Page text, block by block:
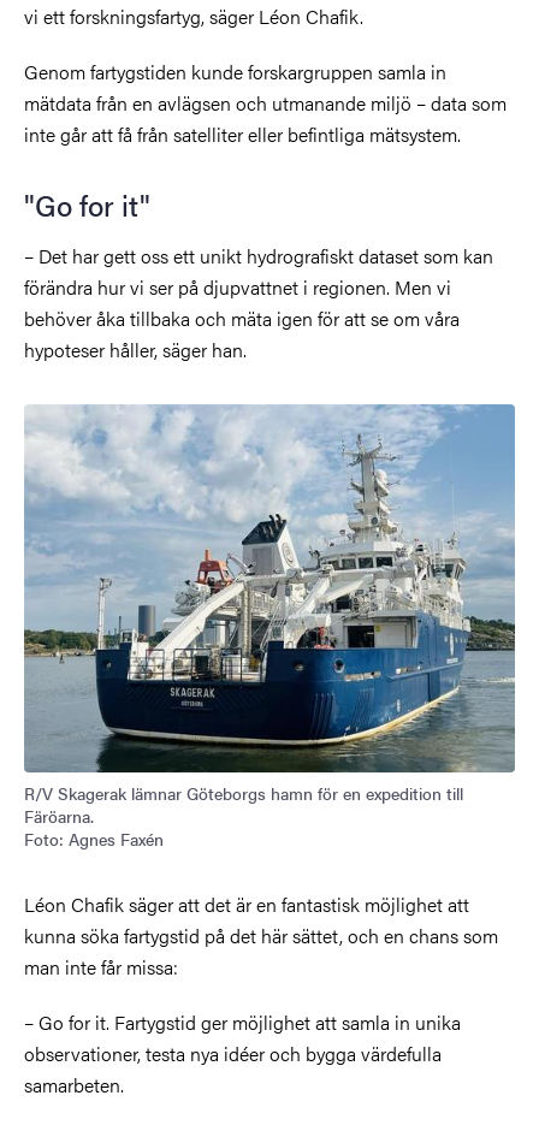
vi ett forskningsfartyg, säger Léon Chafik.
Genom fartygstiden kunde forskargruppen samla in
mätdata från en avlägsen och utmanande miljö – data som
inte går att få från satelliter eller befintliga mätsystem.
"Go for it"
– Det har gett oss ett unikt hydrografiskt dataset som kan
förändra hur vi ser på djupvattnet i regionen. Men vi
behöver åka tillbaka och mäta igen för att se om våra
hypoteser håller, säger han.
R/V Skagerak lämnar Göteborgs hamn för en expedition till
Färöarna.
Foto: Agnes Faxén
Léon Chafik säger att det är en fantastisk möjlighet att
kunna söka fartygstid på det här sättet, och en chans som
man inte får missa:
– Go for it. Fartygstid ger möjlighet att samla in unika
observationer, testa nya idéer och bygga värdefulla
samarbeten.